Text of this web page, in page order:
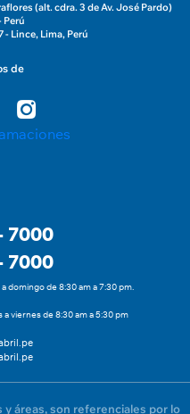
(alt. cdra. 3 de Av. José Pardo)
Perú
- Lince, Lima, Perú
de
7000
7000
domingo de 8:30 am a 7:30 pm.
viernes de 8:30 am a 5:30 pm
y áreas, son referenciales por lo